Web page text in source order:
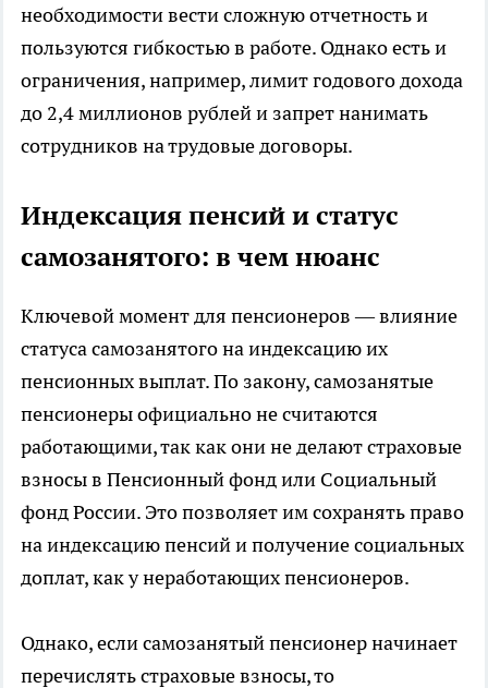
необходимости вести сложную отчетность и
пользуются гибкостью в работе. Однако есть и
ограничения, например, лимит годового дохода
до 2,4 миллионов рублей и запрет нанимать
сотрудников на трудовые договоры.
Индексация пенсий и статус
самозанятого: в чем нюанс
Ключевой момент для пенсионеров — влияние
статуса самозанятого на индексацию их
пенсионных выплат. По закону, самозанятые
пенсионеры официально не считаются
работающими, так как они не делают страховые
взносы в Пенсионный фонд или Социальный
фонд России. Это позволяет им сохранять право
на индексацию пенсий и получение социальных
доплат, как у неработающих пенсионеров.
Однако, если самозанятый пенсионер начинает
перечислять страховые взносы, то